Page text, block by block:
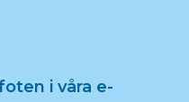
i våra e-